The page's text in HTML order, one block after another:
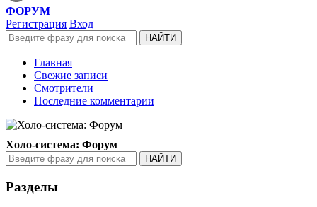
ФОРУМ
Регистрация Вход
Главная
Свежие записи
Смотрители
Последние комментарии
Холо-система: Форум
Разделы